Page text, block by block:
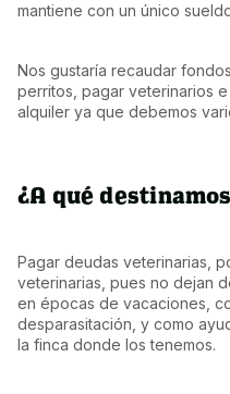
mantiene con un único
Nos gustaría recaudar
perritos, pagar veterinarios
alquiler ya que debemos
¿A qué
Pagar deudas veterinarias,
veterinarias, pues no dejan
en épocas de vacaciones,
desparasitación, y como
la finca donde los tenemos.